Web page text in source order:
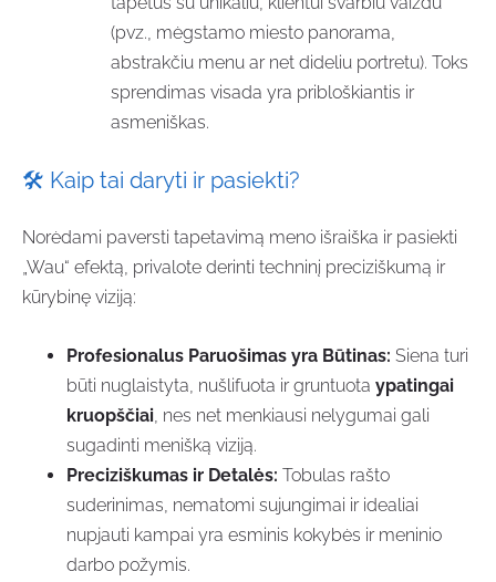
(pvz., mėgstamo miesto panorama,
abstrakčiu menu ar net dideliu portretu). Toks
sprendimas visada yra pribloškiantis ir
asmeniškas.
🛠️ Kaip tai daryti ir pasiekti?
Norėdami paversti tapetavimą meno išraiška ir pasiekti
„Wau“ efektą, privalote derinti techninį preciziškumą ir
kūrybinę viziją:
Profesionalus Paruošimas yra Būtinas: Siena turi
būti nuglaistyta, nušlifuota ir gruntuota ypatingai
kruopščiai, nes net menkiausi nelygumai gali
sugadinti menišką viziją.
Preciziškumas ir Detalės: Tobulas rašto
suderinimas, nematomi sujungimai ir idealiai
nupjauti kampai yra esminis kokybės ir meninio
darbo požymis.